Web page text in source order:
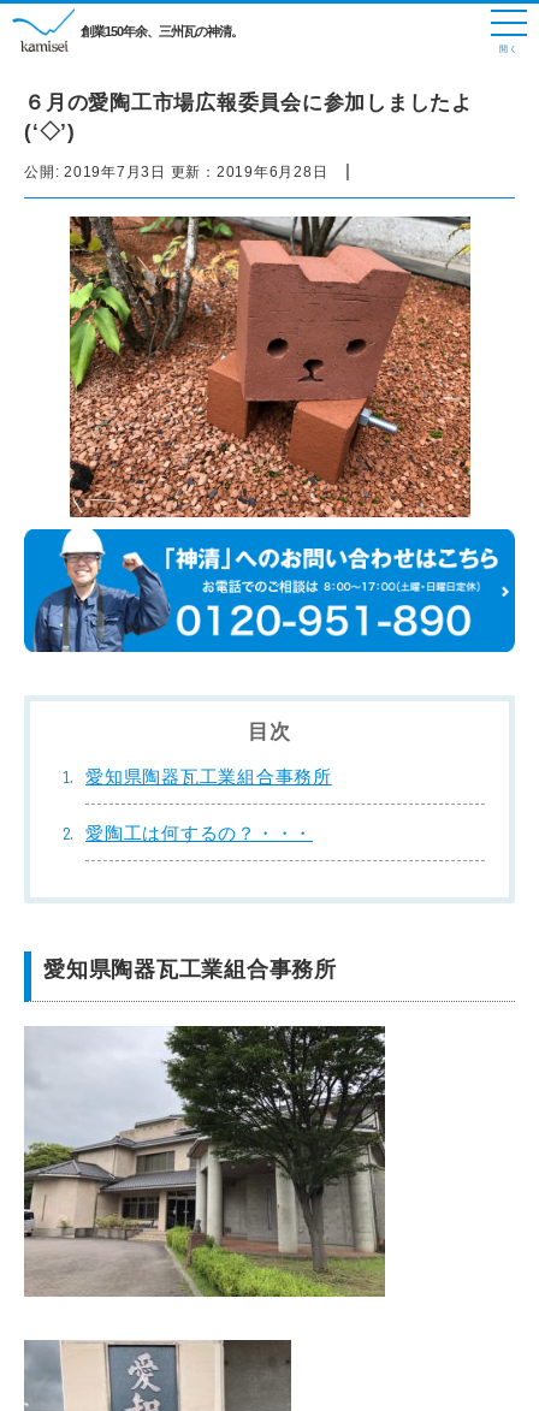
創業150年余、三州瓦の神清。
６月の愛陶工市場広報委員会に参加しましたよ
(‘◇’)ゞ
公開: 2019年7月3日 更新： 2019年6月28日 |
目次
愛知県陶器瓦工業組合事務所
愛陶工は何するの？・・・
愛知県陶器瓦工業組合事務所